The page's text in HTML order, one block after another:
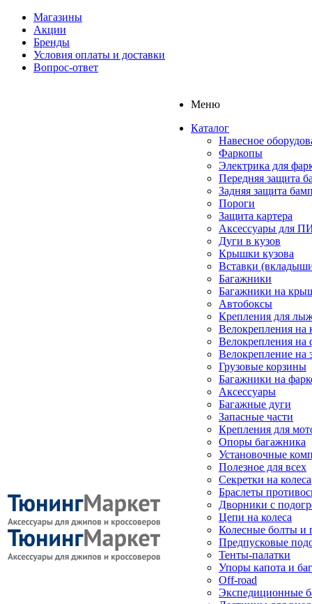
Магазины
Акции
Бренды
Условия оплаты и доставки
Вопрос-ответ
Меню
Каталог
Навесное
Фаркопы
Электрика для
Передняя защита
Задняя защита
Пороги
Защита картера
Аксессуары для
Дуги в кузов
Крышки кузова
Вставки
Багажники
Багажники на
Автобоксы
Крепления для
Велокрепления
Велокрепления на
Велокрепление на
Грузовые корзины
Багажники на
Аксессуары
Багажные дуги
Запасные части
Крепления для
Опоры багажника
Установочные
Полезное для всех
Секретки на колеса
Браслеты
Дворники с
Цепи на колеса
Колесные болты и
Предпусковые
Тенты-палатки
Упоры капота и
Off-road
Экспедиционные